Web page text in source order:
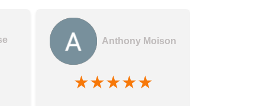
Anthony Moison
★★★★★